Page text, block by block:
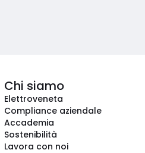
Chi siamo
Elettroveneta
Compliance aziendale
Accademia
Sostenibilità
Lavora con noi